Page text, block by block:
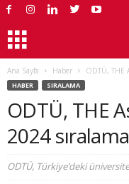
Ana Sayfa Haber ODTÜ, THE
HABER SIRALAMA
ODTÜ, THE
2024
ODTÜ, Türkiye’deki